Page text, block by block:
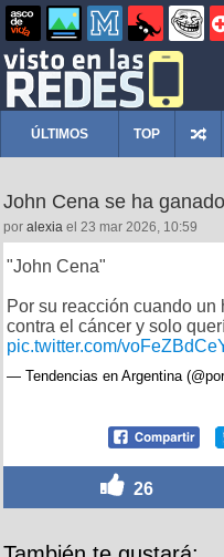
ÚLTIMOS TOP
John Cena se ha
por alexia el 23 mar 2026, 10:59
"John Cena"
Por su reacción cuando
contra el cáncer y solo
pic.twitter.com/
— Tendencias en Argentina
26